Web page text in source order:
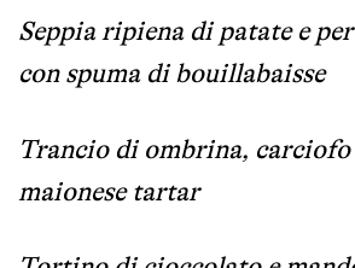
Seppia ripiena di patate e
con spuma di bouillabaisse
Trancio di ombrina,
maionese tartar